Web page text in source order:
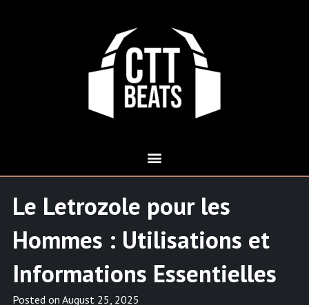
Le Letrozole pour les
Hommes : Utilisations et
Informations Essentielles
Posted on August 25, 2025